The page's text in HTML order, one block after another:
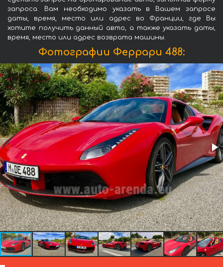
запроса. Вам необходимо указать в Вашем запросе
даты, время, место или адрес во Франции, где Вы
хотите получить данный авто, а также указать даты,
время, место или адрес возврата машины.
Фотографии Феррари 488: